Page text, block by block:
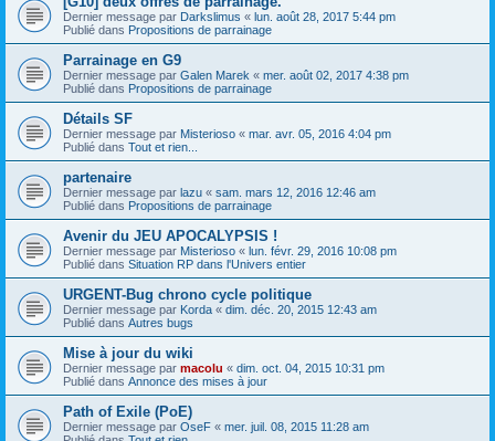
Dernier message par Darkslimus « lun. août 28, 2017 5:44 pm
Publié dans Propositions de parrainage
Parrainage en G9
Dernier message par Galen Marek « mer. août 02, 2017 4:38 pm
Publié dans Propositions de parrainage
Détails SF
Dernier message par Misterioso « mar. avr. 05, 2016 4:04 pm
Publié dans Tout et rien...
partenaire
Dernier message par lazu « sam. mars 12, 2016 12:46 am
Publié dans Propositions de parrainage
Avenir du JEU APOCALYPSIS !
Dernier message par Misterioso « lun. févr. 29, 2016 10:08 pm
Publié dans Situation RP dans l'Univers entier
URGENT-Bug chrono cycle politique
Dernier message par Korda « dim. déc. 20, 2015 12:43 am
Publié dans Autres bugs
Mise à jour du wiki
Dernier message par macolu « dim. oct. 04, 2015 10:31 pm
Publié dans Annonce des mises à jour
Path of Exile (PoE)
Dernier message par OseF « mer. juil. 08, 2015 11:28 am